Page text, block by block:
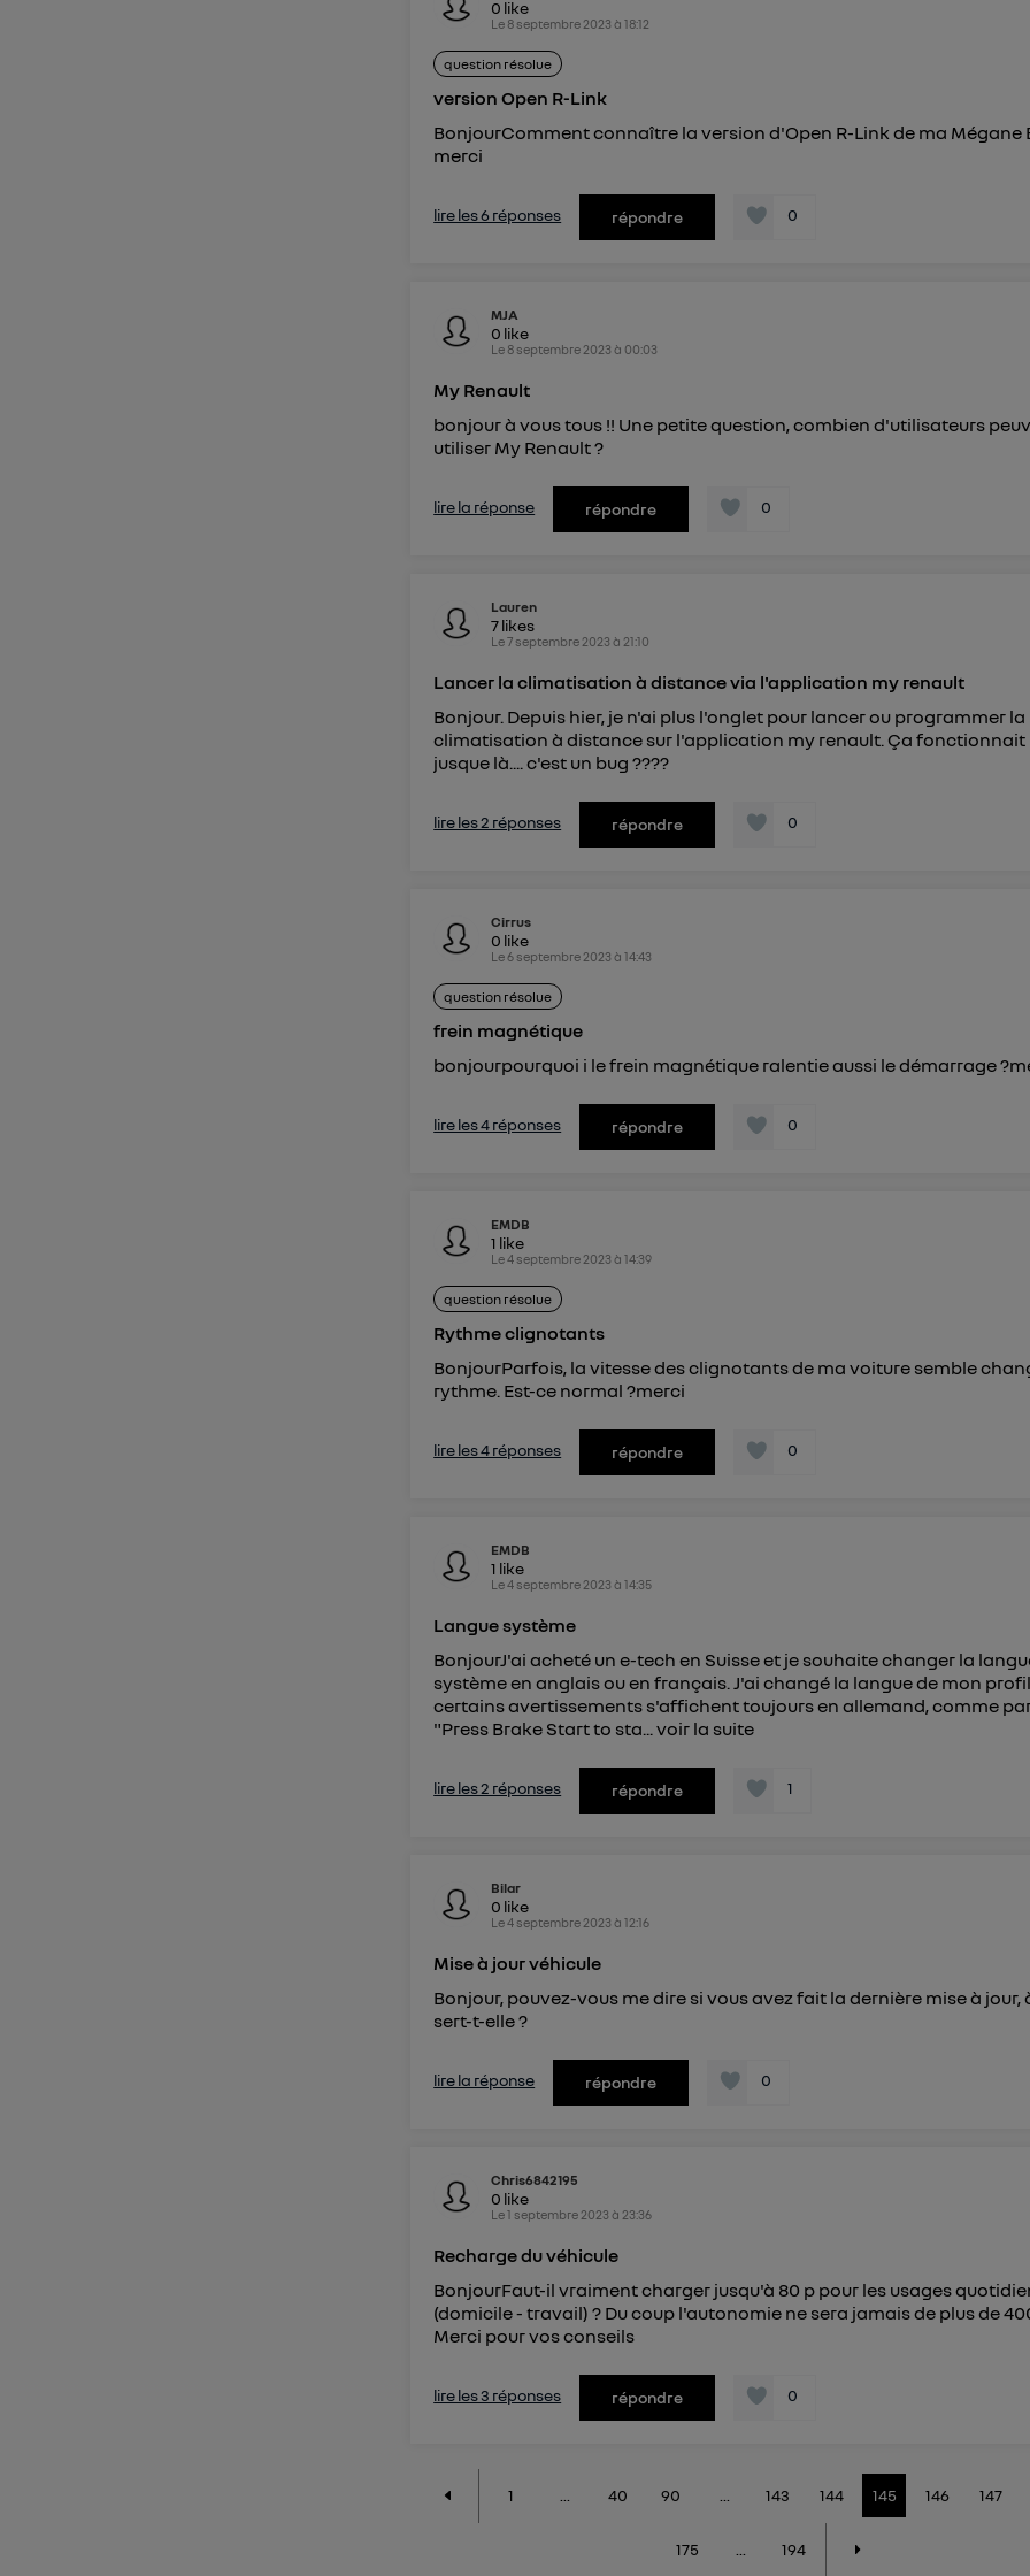
0 like
Le 8 septembre 2023 à18:12
question résolue
version Open R-Link
BonjourComment connaître la version d'Open R-Link de ma Mégane
merci
lire les 6 réponses répondre 0
MJA
0 like
Le 8 septembre 2023 à 00:03
My Renault
bonjour à vous tous !! Une petite question, combien d'utilisateurs
utiliser My Renault ?
lire la réponse répondre 0
Lauren
7likes
Le7 septembre 2023 à 21:10
Lancer la climatisation à distance via l'application my renault
Bonjour. Depuis hier, je n'ai plus l'onglet pour lancer ou programmer la
climatisation à distance sur l'application my renault. Ça fonctionnait
jusque là.... c'est un bug ????
lire les 2 réponses répondre 0
Cirrus
0 like
Le6 septembre 2023 à14:43
question résolue
frein magnétique
bonjourpourquoi i le frein magnétique ralentie aussi le démarrage
lire les 4 réponses répondre 0
EMDB
1 like
Le4 septembre 2023 à14:39
question résolue
Rythme clignotants
BonjourParfois, la vitesse des clignotants de ma voiture semble
rythme. Est-ce normal ?merci
lire les 4 réponses répondre 0
EMDB
1 like
Le4 septembre 2023 à14:35
Langue système
BonjourJ'ai acheté un e-tech en Suisse et je souhaite changer la
système en anglais ou en français. J'ai changé la langue de mon
certains avertissements s'affichent toujours en allemand, comme
"Press Brake Start to sta...voir la suite
lire les 2 réponses répondre 1
Bilar
0 like
Le4 septembre 2023 à12:16
Mise à jour véhicule
Bonjour, pouvez-vous me dire si vous avez fait la dernière mise à jour,
sert-t-elle ?
lire la réponse répondre 0
Chris6842195
0 like
Le1 septembre 2023 à 23:36
Recharge du véhicule
BonjourFaut-il vraiment charger jusqu'à 80 p pour les usages
(domicile - travail) ? Du coup l'autonomie ne sera jamais de plus de
Merci pour vos conseils
lire les 3 réponses répondre 0
1 40 90 143 144 145 146 147
175 194
Pour uneconnexion foyer (ex : Wi-Fi), la personnalisation sera basée sur la navigation des
Pour uneconnexion mobile
Vous pouvez à tout moment retirer ce consentement sur
") ou via la page « gérer Utiq » en bas de ce site.
d'informations, veuillez consulter
personnelles d'Utiq